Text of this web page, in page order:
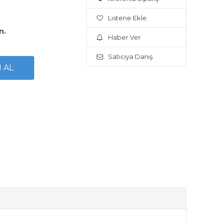
Listene Ekle
Haber Ver
Satıcıya Danış